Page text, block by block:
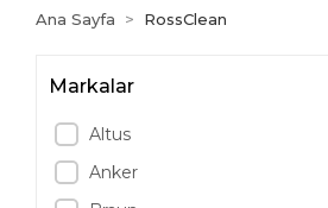
Ana Sayfa RossClean
Markalar
Altus
Anker